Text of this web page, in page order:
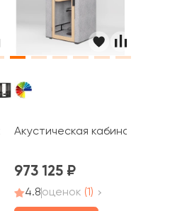
СаундКуб / SoundCube RV
Акустическая кабина Capsula
973 125
4.8оценок (1)